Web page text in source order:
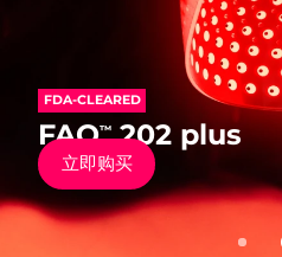
FAQ™202
抗老硅胶彩光面罩仪
立即购买
FDA-CLEARED
FAQ™202 plus
立即购买
特别优惠
法国
德国
加拿大